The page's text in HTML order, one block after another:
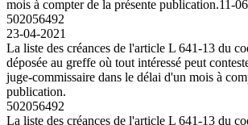
mois à compter de la présente publication.11-
502056492
23-04-2021
La liste des créances de l'article L 641-13 du
déposée au greffe où tout intéressé peut
juge-commissaire dans le délai d'un mois à
publication.
502056492
La liste des créances de l'article L 641-13 du